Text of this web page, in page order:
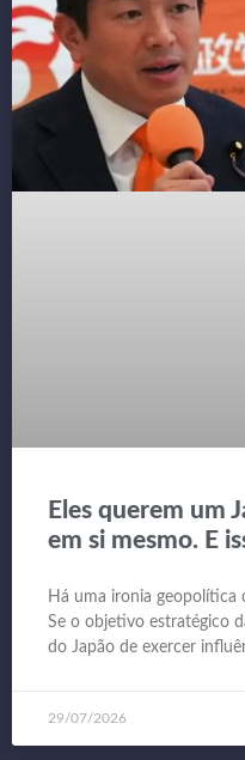
Eles querem um
em si mesmo. E
Há uma ironia geopolítica
Se o objetivo estratégico
do Japão de exercer
29/07/2026